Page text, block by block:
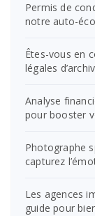
Permis de
notre auto-
Êtes-vous en
légales
Analyse
pour booster
Photographe
capturez
Les agences
guide pour